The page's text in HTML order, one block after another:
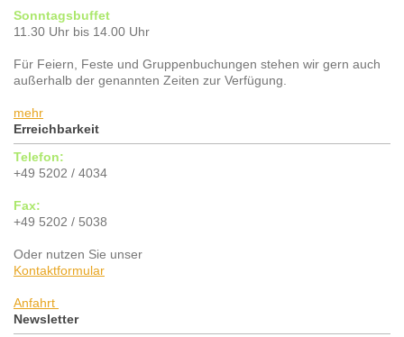
Sonntagsbuffet
11.30 Uhr bis 14.00 Uhr
Für Feiern, Feste und Gruppenbuchungen stehen wir gern auch
außerhalb der genannten Zeiten zur Verfügung.
mehr
Erreichbarkeit
Telefon:
+49 5202 / 4034
Fax:
+49 5202 / 5038
Oder nutzen Sie unser
Kontaktformular
Anfahrt
Newsletter